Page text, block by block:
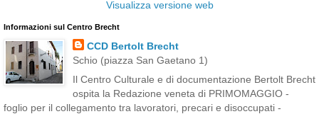
Visualizza versione web
Informazioni sul Centro Brecht
CCD Bertolt Brecht
Schio (piazza San Gaetano 1)
Il Centro Culturale e di documentazione Bertolt Brecht
ospita la Redazione veneta di PRIMOMAGGIO -
foglio per il collegamento tra lavoratori, precari e disoccupati -